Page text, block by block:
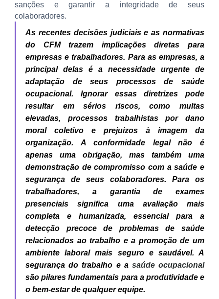
sanções e garantir a integridade de seus
colaboradores.
As recentes decisões judiciais e as normativas
do CFM trazem implicações diretas para
empresas e trabalhadores. Para as empresas, a
principal delas é a necessidade urgente de
adaptação de seus processos de saúde
ocupacional. Ignorar essas diretrizes pode
resultar em sérios riscos, como multas
elevadas, processos trabalhistas por dano
moral coletivo e prejuízos à imagem da
organização. A conformidade legal não é
apenas uma obrigação, mas também uma
demonstração de compromisso com a saúde e
segurança de seus colaboradores. Para os
trabalhadores, a garantia de exames
presenciais significa uma avaliação mais
completa e humanizada, essencial para a
detecção precoce de problemas de saúde
relacionados ao trabalho e a promoção de um
ambiente laboral mais seguro e saudável. A
segurança do trabalho e a saúde ocupacional
são pilares fundamentais para a produtividade e
o bem-estar de qualquer equipe.